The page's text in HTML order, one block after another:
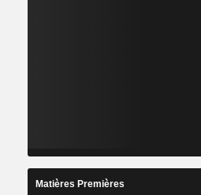
Matières Premières